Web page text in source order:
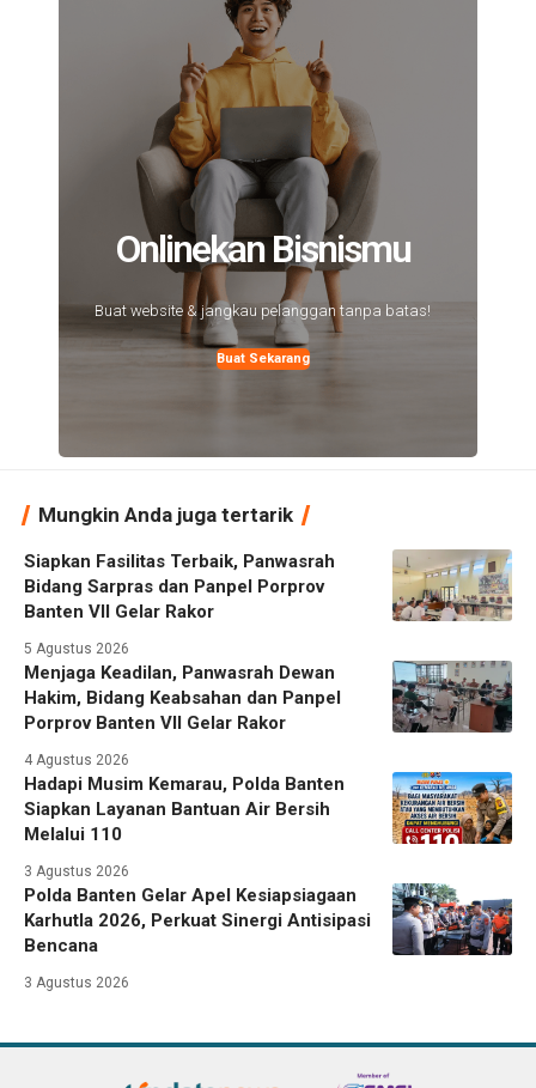
Onlinekan Bisnismu
Buat website & jangkau pelanggan tanpa batas!
Buat Sekarang
Mungkin Anda juga tertarik
Siapkan Fasilitas Terbaik, Panwasrah
Bidang Sarpras dan Panpel Porprov
Banten VII Gelar Rakor
5 Agustus 2026
Menjaga Keadilan, Panwasrah Dewan
Hakim, Bidang Keabsahan dan Panpel
Porprov Banten VII Gelar Rakor
4 Agustus 2026
Hadapi Musim Kemarau, Polda Banten
Siapkan Layanan Bantuan Air Bersih
Melalui 110
3 Agustus 2026
Polda Banten Gelar Apel Kesiapsiagaan
Karhutla 2026, Perkuat Sinergi Antisipasi
Bencana
3 Agustus 2026